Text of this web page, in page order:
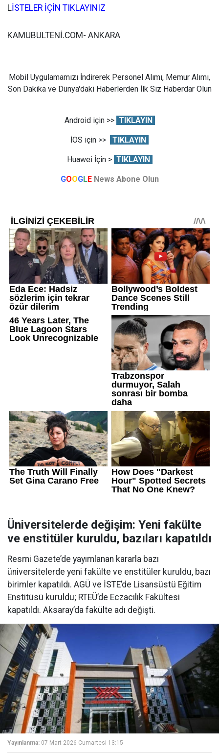
LİSTELER İÇİN TIKLAYINIZ
KAMUBULTENİ.COM- ANKARA
Mobil Uygulamamızı İndirerek Personel Alımı, Memur Alımı,
Son Dakika ve Dünya'daki Haberlerden İlk Siz Haberdar Olun
Android için >> TIKLAYIN
İOS için >> TIKLAYIN
Huawei İçin > TIKLAYIN
GOOGLE News Abone Olun
Üniversitelerde değişim: Yeni fakülte
ve enstitüler kuruldu, bazıları kapatıldı
Resmi Gazete’de yayımlanan kararla bazı
üniversitelerde yeni fakülte ve enstitüler kuruldu, bazı
birimler kapatıldı. AGÜ ve İSTE’de Lisansüstü Eğitim
Enstitüsü kuruldu; RTEÜ’de Eczacılık Fakültesi
kapatıldı. Aksaray’da fakülte adı değişti.
Yayınlanma: 07 Mart 2026 Cumartesi 13:15